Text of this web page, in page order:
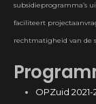
subsidieprogramma’s
faciliteert
rechtmatigheid van de
OPZuid 2021-